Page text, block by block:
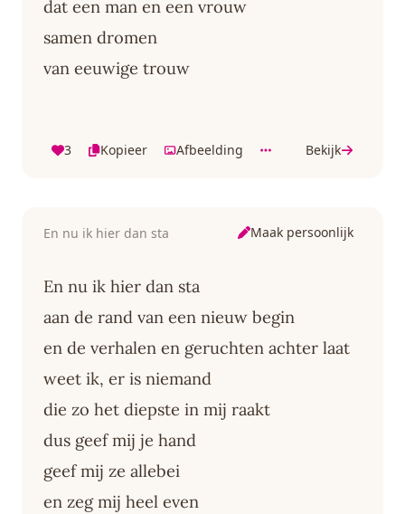
dat een man en een vrouw
samen dromen
van eeuwige trouw
3 Kopieer Afbeelding Bekijk
En nu ik hier dan sta Maak persoonlijk
En nu ik hier dan sta
aan de rand van een nieuw begin
en de verhalen en geruchten achter laat
weet ik, er is niemand
die zo het diepste in mij raakt
dus geef mij je hand
geef mij ze allebei
en zeg mij heel even